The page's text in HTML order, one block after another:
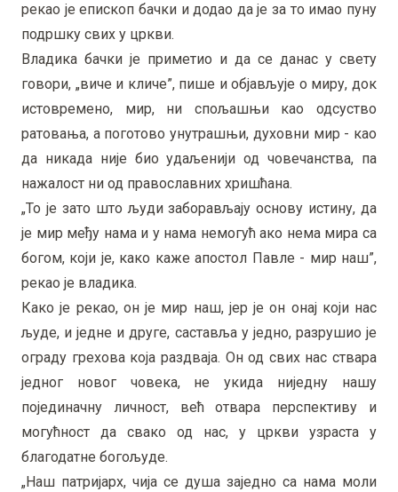
рекао је епископ бачки и додао да је за то имао пуну
подршку свих у цркви.
Владика бачки је приметио и да се данас у свету
говори, „виче и кличе”, пише и објављује о миру, док
истовремено, мир, ни спољашњи као одсуство
ратовања, а поготово унутрашњи, духовни мир - као
да никада није био удаљенији од човечанства, па
нажалост ни од православних хришћана.
„То је зато што људи заборављају основу истину, да
је мир међу нама и у нама немогућ ако нема мира са
богом, који је, како каже апостол Павле - мир наш”,
рекао је владика.
Како је рекао, он је мир наш, јер је он онај који нас
људе, и једне и друге, саставља у једно, разрушио је
ограду грехова која раздваја. Он од свих нас ствара
једног новог човека, не укида ниједну нашу
појединачну личност, већ отвара перспективу и
могућност да свако од нас, у цркви узраста у
благодатне богољуде.
„Наш патријарх, чија се душа заједно са нама моли